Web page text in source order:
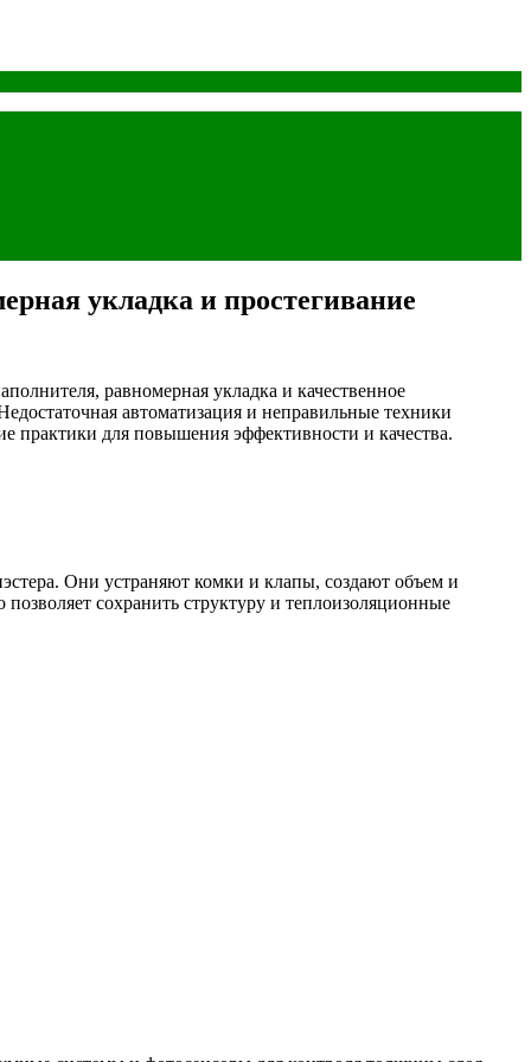
укладка и простегивание
равномерная укладка и качественное
автоматизация и неправильные техники
практики для повышения эффективности и качества.
Они устраняют комки и клапы, создают объем и
сохранить структуру и теплоизоляционные